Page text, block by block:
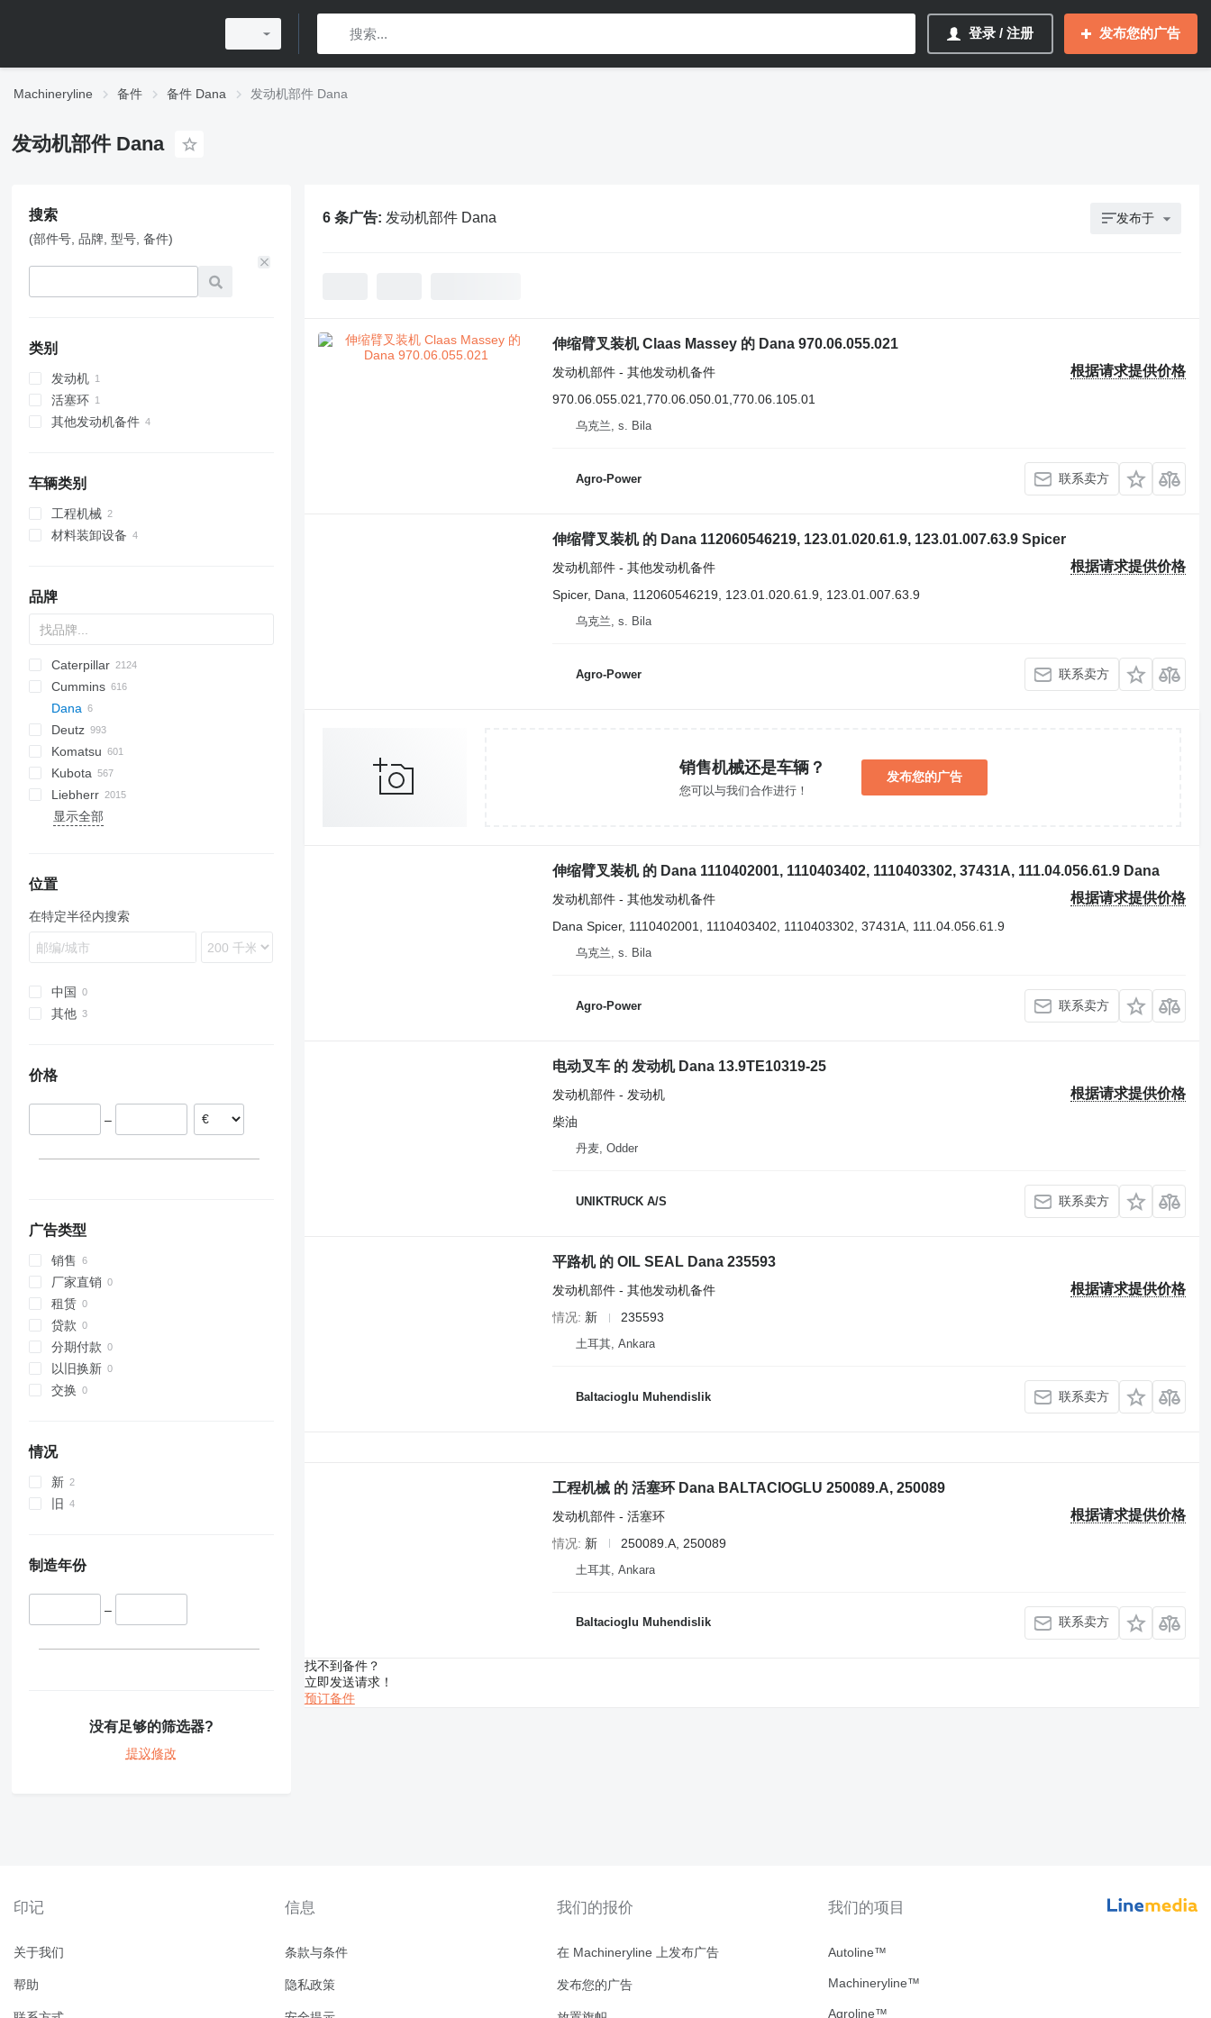
登录 / 注册 发布您的广告
Machineryline 备件 备件 Dana 发动机部件 Dana
发动机部件 Dana
搜索
(部件号, 品牌, 型号, 备件)
类别
发动机
活塞环
其他发动机备件
车辆类别
工程机械
运土设备
材料装卸设备
品牌
Titan
AS
AZ
AX
ASC
GA
ROC
XAS
XRHS
XRVS
225LC
1304
1404
1504
1604
1704
AR
TW
D-series
600 - series
BC
BM
BW
SWE
BB
DTV
320
331
334
337
341
430
453
753
E series
S series
T series
Farmlift
Steiger
570
580
590
621
688
695
821
921
W-series
Caterpillar
12H
12K
120
140
160
215
216
246
262C
303
305
306
315
318
321
322
323
324
325
326
329
345
349
374
375
426
Scorpion
Targo
Torion
Cummins
C-series
KTA
Mega
Dana
AC
CC
DF
SC
Deutz
BF
D-series
F2L912
Agri Farmer
Agri Plus
Apollo
Icarus
D-series
DL
DX
G-series
TD
CC
ATF
760
860
FD
FL
FR
EX
FB
FD
FH
E-series
F-series
MHL
F-series
HCR
W-series
AL
SL
GTH
XL
GMK
44C
44D
55D
B-series
HD
H-series
H-series
SM
EX
LX
ZW
ZX
SCX
806
906
H-series
HL-series
HSL
HX-series
R-series
DD
ECM
P-series
TD
1CX
2CX
3CX
4CX
531
533
535
536
537
VMT
10
450
310 G
310 J
310 K
410
850
3420
6090
ECE
ETV
ESD
LMV
SK
Komatsu
BR
D series
GD
WA
WB
WH
KMK
Kubota
A-series
B-series
KX-series
L-series
M-series
R-series
U-series
Liebherr
A-series
LR
LTM
MK
PR
R-series
E-series
T-series
L-series
GT
LE
MRT
50
12
MB
P-series
D-series
Pajero
MST
MT
S-series
6001
B-series
LB
LM
LS
MH
NH
PD
F-series
EB
1100 Series
RW
QH
SKL
643
SD
SB
FM
SH
ATF
TB
T-series
THDC
820
TV
TW
W
A-series
FH
G-series
L-series
SD
TH
DPU
T-series
WG
RP
B-series
ZL
显示全部
位置
在特定半径内搜索
中国
其他
价格
–
广告类型
销售
厂家直销
租赁
贷款
分期付款
以旧换新
交换
情况
新
旧
制造年份
–
没有足够的筛选器?
提议修改
6 条广告: 发动机部件 Dana 发布于
伸缩臂叉装机 Claas Massey 的 Dana 970.06.055.021
根据请求提供价格
发动机部件 - 其他发动机备件
970.06.055.021,770.06.050.01,770.06.105.01
乌克兰, s. Bila
Agro-Power 联系卖方
伸缩臂叉装机 的 Dana 112060546219, 123.01.020.61.9, 123.01.007.63.9 Spicer
根据请求提供价格
发动机部件 - 其他发动机备件
Spicer, Dana, 112060546219, 123.01.020.61.9, 123.01.007.63.9
乌克兰, s. Bila
Agro-Power 联系卖方
销售机械还是车辆？
您可以与我们合作进行！
发布您的广告
伸缩臂叉装机 的 Dana 1110402001, 1110403402, 1110403302, 37431A, 111.04.056.61.9 Dana
根据请求提供价格
发动机部件 - 其他发动机备件
Dana Spicer, 1110402001, 1110403402, 1110403302, 37431A, 111.04.056.61.9
乌克兰, s. Bila
Agro-Power 联系卖方
电动叉车 的 发动机 Dana 13.9TE10319-25
根据请求提供价格
发动机部件 - 发动机
柴油
丹麦, Odder
UNIKTRUCK A/S 联系卖方
平路机 的 OIL SEAL Dana 235593
根据请求提供价格
发动机部件 - 其他发动机备件
情况 新 235593
土耳其, Ankara
Baltacioglu Muhendislik 联系卖方
工程机械 的 活塞环 Dana BALTACIOGLU 250089.A, 250089
根据请求提供价格
发动机部件 - 活塞环
情况 新 250089.A, 250089
土耳其, Ankara
Baltacioglu Muhendislik 联系卖方
找不到备件？
立即发送请求！
预订备件
印记
关于我们
帮助
信息
条款与条件
隐私政策
我们的报价
在 Machineryline 上发布广告
发布您的广告
我们的项目
Autoline™
Machineryline™
Agroline™